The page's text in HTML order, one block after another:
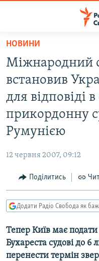
Перейти
основного
матеріалу
до
основної
навігації
Перейти
до
ВСЕ ЗА ДОБУ
ЕКОНОМІКА
СПОРТ
УКРАЇНА
РОСІЙСЬКА
КРИМ.РЕАЛІЇ
ТИ ЯК?
СХЕМИ
МУЛЬТИМЕДІА
ФОТО
НОВИНИ
Міжнародний
встановив
для відповіді
прикордонну
Румунією
12 червня 2007, 09:12
Поділитись
Додати Радіо Свобода як
Тепер Київ має подати
Бухареста судові до
перенести термін